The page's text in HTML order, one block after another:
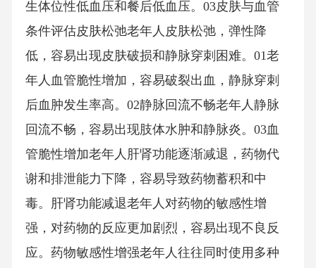
生体位性低血压和餐后低血压。03皮肤与血管
条件评估皮肤松弛老年人皮肤松弛，弹性降
低，容易出现皮肤破损和静脉穿刺困难。01老
年人血管脆性增加，容易破裂出血，静脉穿刺
后血肿发生率高。02静脉回流不畅老年人静脉
回流不畅，容易出现肢体水肿和静脉炎。03血
管脆性增加老年人肝肾功能逐渐减退，药物代
谢和排泄能力下降，容易导致药物蓄积和中
毒。肝肾功能减退老年人对药物的敏感性增
强，对药物的反应更加剧烈，容易出现不良反
应。药物敏感性增强老年人往往同时使用多种